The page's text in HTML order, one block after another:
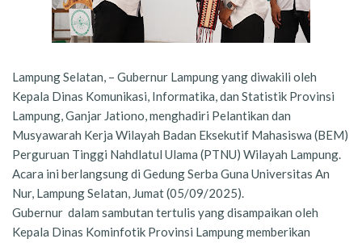
Lampung Selatan, – Gubernur Lampung yang diwakili oleh
Kepala Dinas Komunikasi, Informatika, dan Statistik Provinsi
Lampung, Ganjar Jationo, menghadiri Pelantikan dan
Musyawarah Kerja Wilayah Badan Eksekutif Mahasiswa (BEM)
Perguruan Tinggi Nahdlatul Ulama (PTNU) Wilayah Lampung.
Acara ini berlangsung di Gedung Serba Guna Universitas An
Nur, Lampung Selatan, Jumat (05/09/2025).
Gubernur dalam sambutan tertulis yang disampaikan oleh
Kepala Dinas Kominfotik Provinsi Lampung memberikan